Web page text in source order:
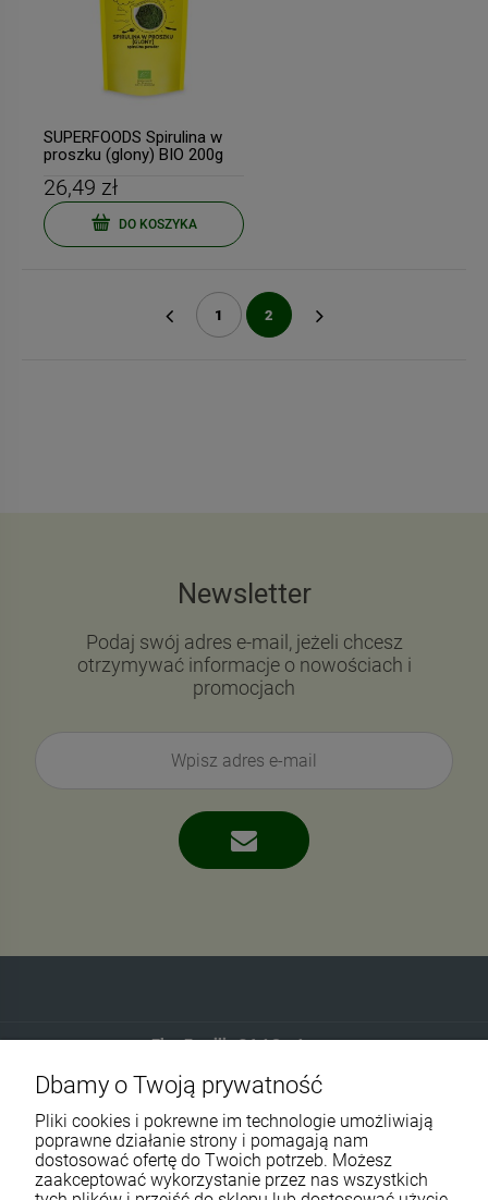
SUPERFOODS Spirulina w
proszku (glony) BIO 200g
26,49 zł
DO KOSZYKA
1 2
Newsletter
Podaj swój adres e-mail, jeżeli chcesz
otrzymywać informacje o nowościach i
promocjach
Eko-Familia GAJ Sp.Jawna
Gdańska 60
90-616 Łódź
790 727 174
Dbamy o Twoją prywatność
Pliki cookies i pokrewne im technologie umożliwiają
poprawne działanie strony i pomagają nam
dostosować ofertę do Twoich potrzeb. Możesz
zaakceptować wykorzystanie przez nas wszystkich